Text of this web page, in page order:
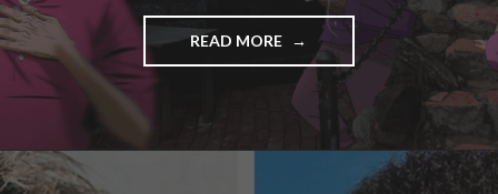
READ MORE "GORILLAZ
ANUNCIA
SU
NUEVO
Y